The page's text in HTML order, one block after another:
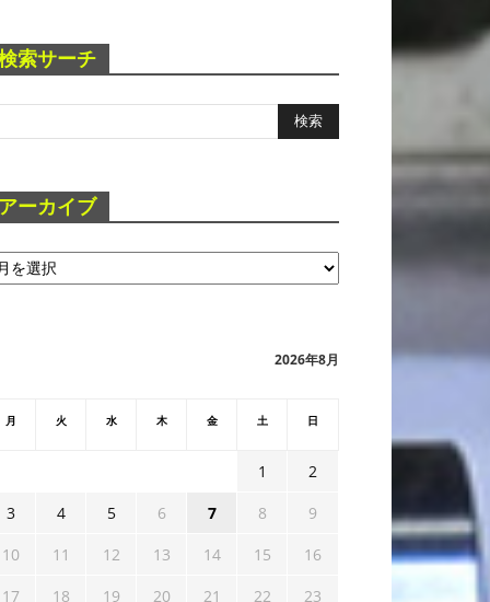
索サーチ
ーカイブ
2026年8月
月 火 水 木 金 土 日
1
2
3
4 5 6 7 8
9
10
11 12 13 14 15
16
17
18 19 20 21 22
23